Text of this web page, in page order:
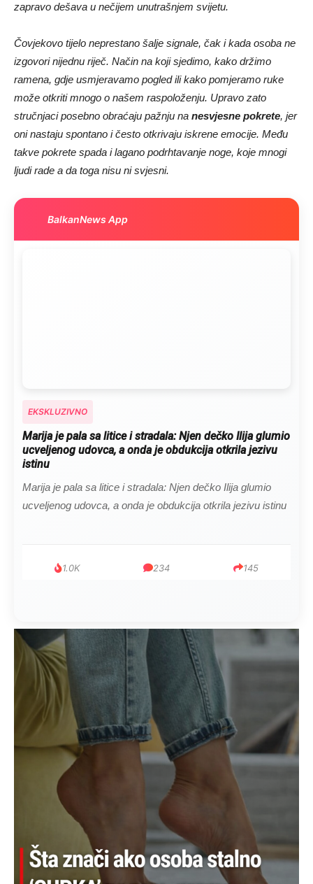
zapravo dešava u nečijem unutrašnjem svijetu.
Čovjekovo tijelo neprestano šalje signale, čak i kada osoba ne
izgovori nijednu riječ. Način na koji sjedimo, kako držimo
ramena, gdje usmjeravamo pogled ili kako pomjeramo ruke
može otkriti mnogo o našem raspoloženju. Upravo zato
stručnjaci posebno obraćaju pažnju na nesvjesne pokrete, jer
oni nastaju spontano i često otkrivaju iskrene emocije. Među
takve pokrete spada i lagano podrhtavanje noge, koje mnogi
ljudi rade a da toga nisu ni svjesni.
BalkanNews App
EKSKLUZIVNO
Marija je pala sa litice i stradala: Njen dečko Ilija glumio
ucveljenog udovca, a onda je obdukcija otkrila jezivu
istinu
Marija je pala sa litice i stradala: Njen dečko Ilija glumio
ucveljenog udovca, a onda je obdukcija otkrila jezivu istinu
1.0K 234 145